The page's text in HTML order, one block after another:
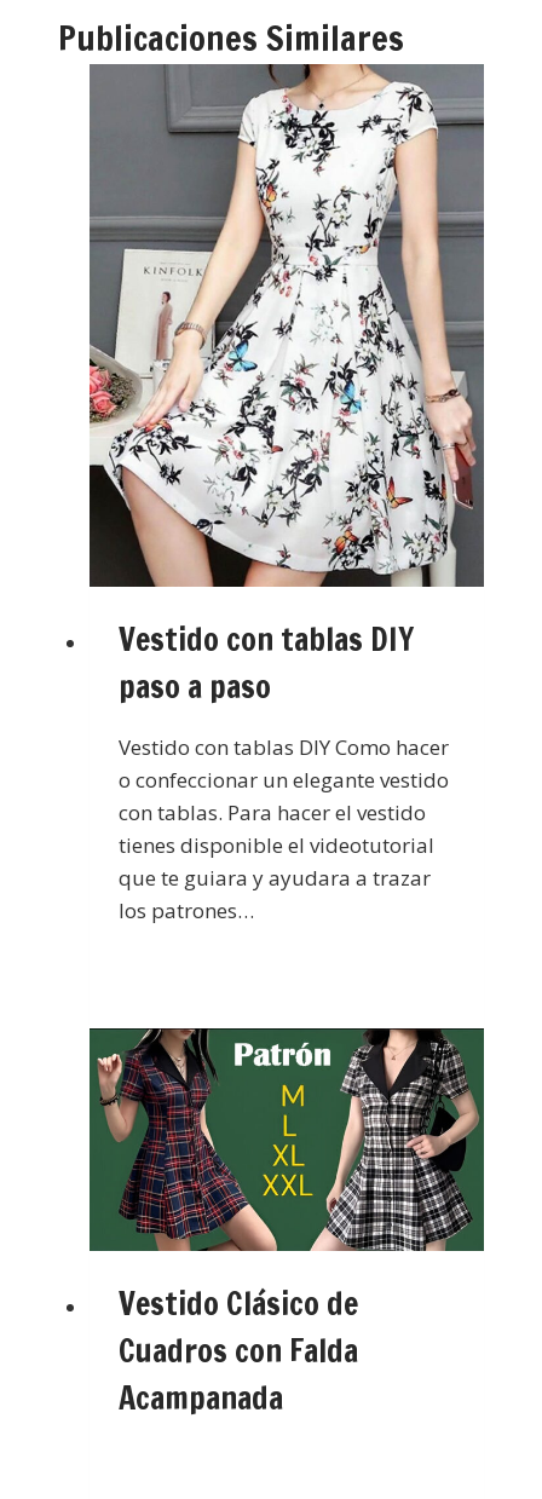
Publicaciones Similares
Vestido con tablas DIY
paso a paso
Vestido con tablas DIY Como hacer
o confeccionar un elegante vestido
con tablas. Para hacer el vestido
tienes disponible el videotutorial
que te guiara y ayudara a trazar
los patrones…
Vestido Clásico de
Cuadros con Falda
Acampanada